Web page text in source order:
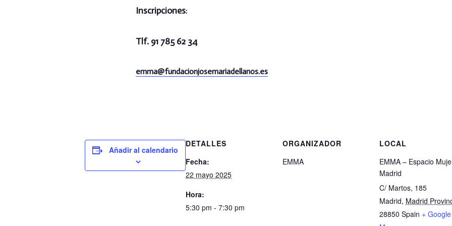
Inscripciones:
Tlf. 91 785 62 34
emma@fundacionjosemariadellanos.es
Añadir al calendario
DETALLES
Fecha:
22 mayo 2025
Hora:
5:30 pm - 7:30 pm
ORGANIZADOR
EMMA
LOCAL
EMMA – Espacio
Madrid
C/ Martos, 185
Madrid, Madrid
28850 Spain + Google